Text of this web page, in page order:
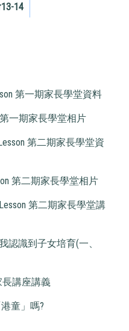
14
第一期家長學堂資料
第一期家長學堂相片
第二期家長學堂資
第二期家長學堂相片
第二期家長學堂講
認識到子女培育(一、
講座講義
童」嗎?